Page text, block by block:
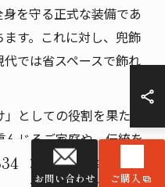
を守る正式な装備であ
す。これに対し、兜飾
では省スペースで飾れ
としての役割を果たし
んじるご家庭や、伝統を
一方、兜飾りはマンシ
お問い合わせ ご購入